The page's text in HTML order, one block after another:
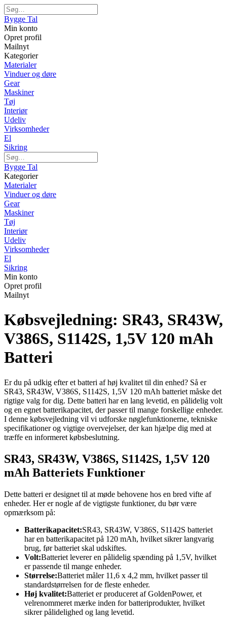
Bygge Tal
Min konto
Opret profil
Mailnyt
Kategorier
Materialer
Vinduer og døre
Gear
Maskiner
Tøj
Interiør
Udeliv
Virksomheder
El
Sikring
Bygge Tal
Kategorier
Materialer
Vinduer og døre
Gear
Maskiner
Tøj
Interiør
Udeliv
Virksomheder
El
Sikring
Min konto
Opret profil
Mailnyt
Købsvejledning: SR43, SR43W,
V386S, S1142S, 1,5V 120 mAh
Batteri
Er du på udkig efter et batteri af høj kvalitet til din enhed? Så er
SR43, SR43W, V386S, S1142S, 1,5V 120 mAh batteriet måske det
rigtige valg for dig. Dette batteri har en lang levetid, en pålidelig volt
og en egnet batterikapacitet, der passer til mange forskellige enheder.
I denne købsvejledning vil vi udforske nøglefunktionerne, tekniske
specifikationer og vigtige overvejelser, der kan hjælpe dig med at
træffe en informeret købsbeslutning.
SR43, SR43W, V386S, S1142S, 1,5V 120
mAh Batteriets Funktioner
Dette batteri er designet til at møde behovene hos en bred vifte af
enheder. Her er nogle af de vigtigste funktioner, du bør være
opmærksom på:
Batterikapacitet:SR43, SR43W, V386S, S1142S batteriet
har en batterikapacitet på 120 mAh, hvilket sikrer langvarig
brug, før batteriet skal udskiftes.
Volt:Batteriet leverer en pålidelig spænding på 1,5V, hvilket
er passende til mange enheder.
Størrelse:Batteriet måler 11,6 x 4,2 mm, hvilket passer til
standardstørrelsen for de fleste enheder.
Høj kvalitet:Batteriet er produceret af GoldenPower, et
velrenommeret mærke inden for batteriprodukter, hvilket
sikrer pålidelighed og lang levetid.